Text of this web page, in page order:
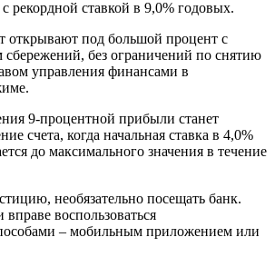
рекордной ставкой в 9,0% годовых.
открывают под большой процент с
без ограничений по снятию
управления финансами в
9-процентной прибыли станет
счета, когда начальная ставка в 4,0%
до максимального значения в течение
необязательно посещать банк.
воспользоваться
– мобильным приложением или